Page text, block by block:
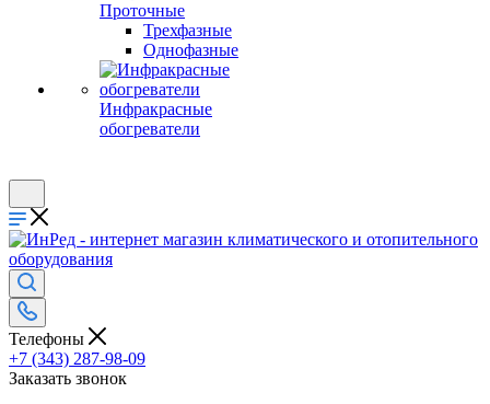
Проточные
Трехфазные
Однофазные
Инфракрасные
обогреватели
Телефоны
+7 (343) 287-98-09
Заказать звонок